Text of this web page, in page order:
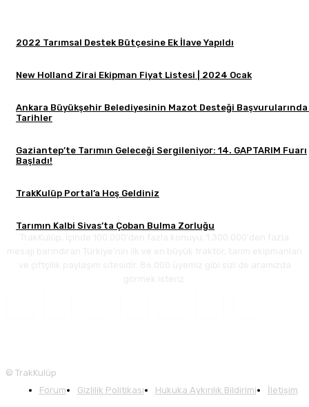
2022 Tarımsal Destek Bütçesine Ek İlave Yapıldı
New Holland Zirai Ekipman Fiyat Listesi | 2024 Ocak
Ankara Büyükşehir Belediyesinin Mazot Desteği Başvurularında
Tarihler
Gaziantep’te Tarımın Geleceği Sergileniyor: 14. GAPTARIM Fuarı
Başladı!
TrakKulüp Portal’a Hoş Geldiniz
Tarımın Kalbi Sivas’ta Çoban Bulma Zorluğu
© TrakKulüp
Forum
Gizlilik Politikası Hukuka Aykırılık Bildirimi İletişim